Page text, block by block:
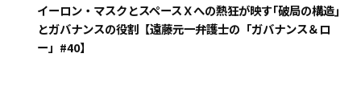
イーロン・マスクとスペースＸへの熱狂が映す｢破局の構造｣
とガバナンスの役割【遠藤元一弁護士の「ガバナンス＆ロ
ー」#40】